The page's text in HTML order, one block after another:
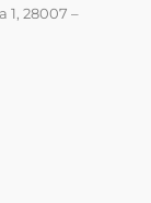
1, 28007 –